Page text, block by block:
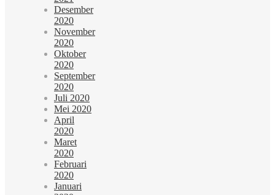
Desember
2020
November
2020
Oktober
2020
September
2020
Juli 2020
Mei 2020
April
2020
Maret
2020
Februari
2020
Januari